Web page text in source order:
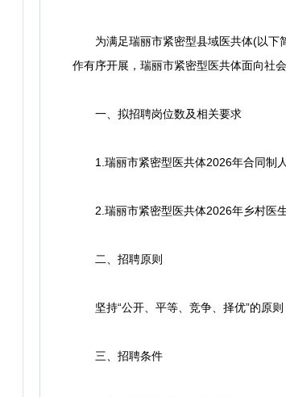
为满足瑞丽市紧密型县域医共体(以下简
作有序开展，瑞丽市紧密型医共体面向社
一、拟招聘岗位数及相关要求
1.瑞丽市紧密型医共体2026年合同制
2.瑞丽市紧密型医共体2026年乡村医
二、招聘原则
坚持“公开、平等、竞争、择优”的原则
三、招聘条件